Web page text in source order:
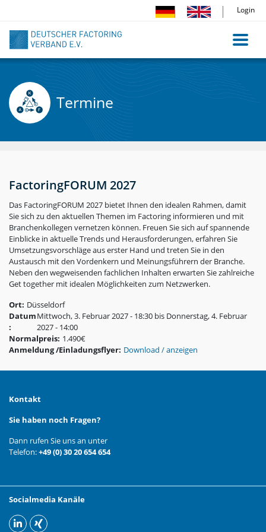
Inhalt
Login
Termine
FactoringFORUM 2027
Das FactoringFORUM 2027 bietet Ihnen den idealen Rahmen, damit
Sie sich zu den aktuellen Themen im Factoring informieren und mit
Branchenkollegen vernetzen können. Freuen Sie sich auf spannende
Einblicke in aktuelle Trends und Herausforderungen, erfahren Sie
Umsetzungsvorschläge aus erster Hand und treten Sie in den
Austausch mit den Vordenkern und Meinungsführern der Branche.
Neben den wegweisenden fachlichen Inhalten erwarten Sie zahlreiche
Get together mit idealen Möglichkeiten zum Netzwerken.
Ort: Düsseldorf
Datum
:
Mittwoch, 3. Februar 2027 - 18:30 bis Donnerstag, 4. Februar
2027 - 14:00
Normalpreis: 1.490€
Anmeldung /Einladungsflyer: Download / anzeigen
Kontakt
Sie haben noch Fragen?
Dann rufen Sie uns an unter
Telefon:+49 (0) 30 20 654 654
Socialmedia Kanäle